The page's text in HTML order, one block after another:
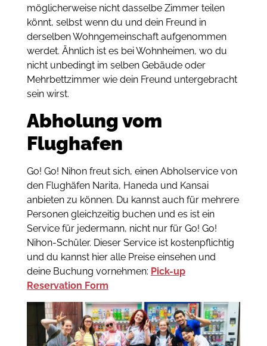
möglicherweise nicht dasselbe Zimmer teilen
könnt, selbst wenn du und dein Freund in
derselben Wohngemeinschaft aufgenommen
werdet. Ähnlich ist es bei Wohnheimen, wo du
nicht unbedingt im selben Gebäude oder
Mehrbettzimmer wie dein Freund untergebracht
sein wirst.
Abholung vom
Flughafen
Go! Go! Nihon freut sich, einen Abholservice von
den Flughäfen Narita, Haneda und Kansai
anbieten zu können. Du kannst auch für mehrere
Personen gleichzeitig buchen und es ist ein
Service für jedermann, nicht nur für Go! Go!
Nihon-Schüler. Dieser Service ist kostenpflichtig
und du kannst hier alle Preise einsehen und
deine Buchung vornehmen: Pick-up
Reservation Form